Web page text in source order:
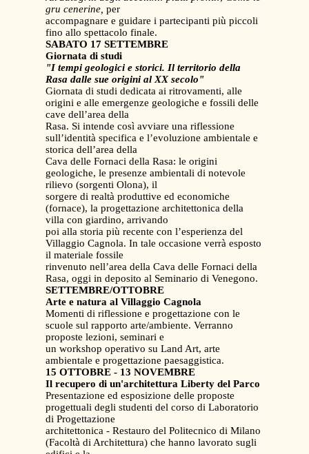
gru cenerine, per
accompagnare e guidare i partecipanti più piccoli
fino allo spettacolo finale.
SABATO 17 SETTEMBRE
Giornata di studi
"I tempi geologici e storici. Il territorio della
Rasa dalle sue origini al XX secolo"
Giornata di studi dedicata ai ritrovamenti, alle
origini e alle emergenze geologiche e fossili delle
cave dell’area della
Rasa. Si intende così avviare una riflessione
sull’identità specifica e l’evoluzione ambientale e
storica dell’area della
Cava delle Fornaci della Rasa: le origini
geologiche, le presenze ambientali di notevole
rilievo (sorgenti Olona), il
sorgere di realtà produttive ed economiche
(fornace), la progettazione architettonica della
villa con giardino, arrivando
poi alla storia più recente con l’esperienza del
Villaggio Cagnola. In tale occasione verrà esposto
il materiale fossile
rinvenuto nell’area della Cava delle Fornaci della
Rasa, oggi in deposito al Seminario di Venegono.
SETTEMBRE/OTTOBRE
Arte e natura al Villaggio Cagnola
Momenti di riflessione e progettazione con le
scuole sul rapporto arte/ambiente. Verranno
proposte lezioni, seminari e
un workshop operativo su Land Art, arte
ambientale e progettazione paesaggistica.
15 OTTOBRE - 13 NOVEMBRE
Il recupero di un'architettura Liberty del Parco
Presentazione ed esposizione delle proposte
progettuali degli studenti del corso di Laboratorio
di Progettazione
architettonica - Restauro del Politecnico di Milano
(Facoltà di Architettura) che hanno lavorato sugli